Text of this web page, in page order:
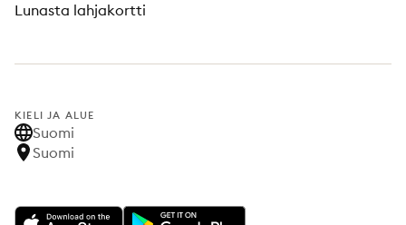
Lunasta lahjakortti
KIELI JA ALUE
Suomi
Suomi